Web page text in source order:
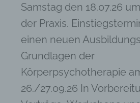
Samstag den 18.07.26
der Praxis.
einen neuen
Grundlagen der
Körperpsychotherapie
26./27.09.26 In
c)
eine